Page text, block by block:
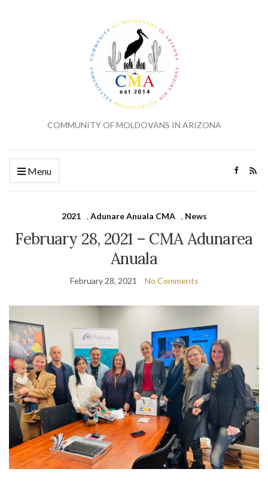
COMMUNITY OF MOLDOVANS IN ARIZONA
Menu
2021 , Adunare Anuala CMA , News
February 28, 2021 – CMA Adunarea
Anuala
February 28, 2021 No Comments